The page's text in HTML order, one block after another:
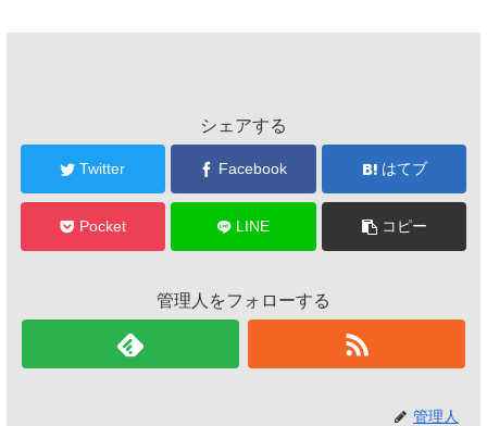
シェアする
Twitter Facebook はてブ
Pocket LINE コピー
管理人をフォローする
管理人